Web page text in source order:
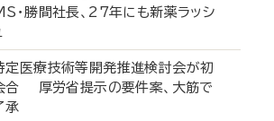
・勝間社長、27年にも新薬ラッシ
定医療技術等開発推進検討会が初
合 厚労省提示の要件案、大筋で
承